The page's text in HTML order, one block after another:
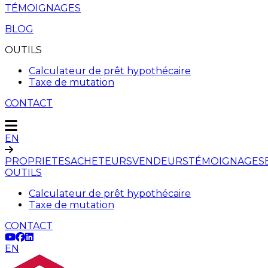
TÉMOIGNAGES
BLOG
OUTILS
Calculateur de prêt hypothécaire
Taxe de mutation
CONTACT
EN
PROPRIETESACHETEURSVENDEURSTÉMOIGNAGES
OUTILS
Calculateur de prêt hypothécaire
Taxe de mutation
CONTACT
EN